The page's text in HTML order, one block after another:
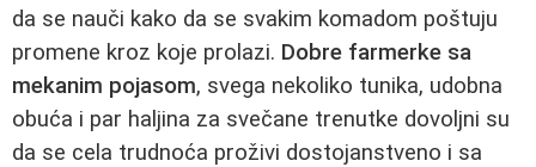
da se nauči kako da se svakim komadom poštuju
promene kroz koje prolazi. Dobre farmerke sa
mekanim pojasom, svega nekoliko tunika, udobna
obuća i par haljina za svečane trenutke dovoljni su
da se cela trudnoća proživi dostojanstveno i sa